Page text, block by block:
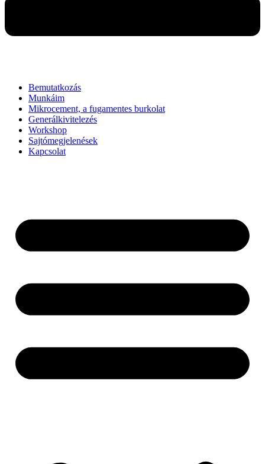
Bemutatkozás
Munkáim
Mikrocement, a fugamentes burkolat
Generálkivitelezés
Workshop
Sajtómegjelenések
Kapcsolat